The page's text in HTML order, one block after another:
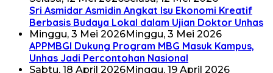
Sri Asmidar Asmidin Angkat Isu Ekonomi Kreatif
Berbasis Budaya Lokal dalam Ujian Doktor Unhas
Minggu, 3 Mei 2026Minggu, 3 Mei 2026
APPMBGI Dukung Program MBG Masuk Kampus,
Unhas Jadi Percontohan Nasional
Sabtu, 18 April 2026Minggu, 19 April 2026